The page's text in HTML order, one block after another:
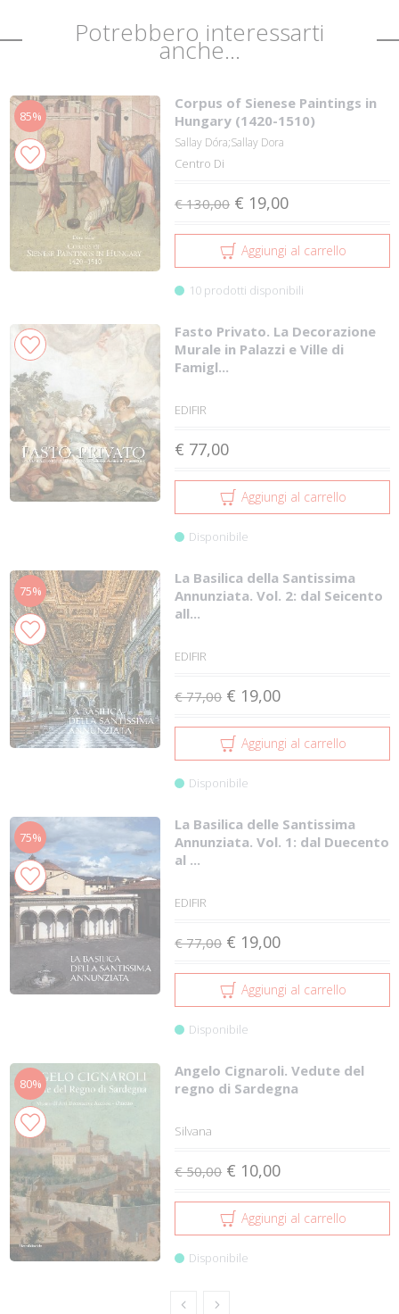
Potrebbero interessarti
anche...
85%
Corpus of Sienese Paintings in
Hungary (1420-1510)
Sallay Dóra;Sallay Dora
Centro Di
€ 130,00 € 19,00
Aggiungi al carrello
10 prodotti disponibili
Fasto Privato. La Decorazione
Murale in Palazzi e Ville di
Famigl...
EDIFIR
€ 77,00
Aggiungi al carrello
Disponibile
75%
La Basilica della Santissima
Annunziata. Vol. 2: dal Seicento
all...
EDIFIR
€ 77,00 € 19,00
Aggiungi al carrello
Disponibile
75%
La Basilica delle Santissima
Annunziata. Vol. 1: dal Duecento
al ...
EDIFIR
€ 77,00 € 19,00
Aggiungi al carrello
Disponibile
80%
Angelo Cignaroli. Vedute del
regno di Sardegna
Silvana
€ 50,00 € 10,00
Aggiungi al carrello
Disponibile